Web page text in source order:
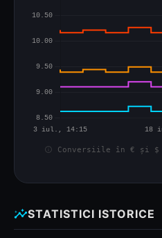
info
Conversiile în € și $
insightsSTATISTICI ISTORICE